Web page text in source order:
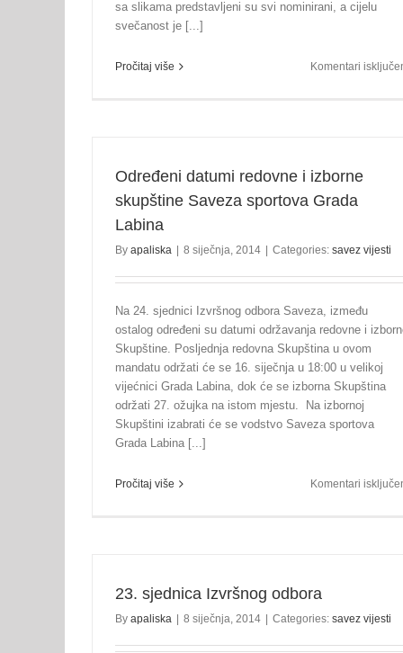
sa slikama predstavljeni su svi nominirani, a cijelu
svečanost je [...]
Pročitaj više Komentari
Određeni datumi redovne i izborne
skupštine Saveza sportova Grada
Labina
By apaliska 8 siječnja, 2014 Categories: savez vijesti
Na 24. sjednici Izvršnog odbora Saveza, između
ostalog određeni su datumi održavanja redovne i
Skupštine. Posljednja redovna Skupština u ovom
mandatu održati će se 16. siječnja u 18:00 u velikoj
vijećnici Grada Labina, dok će se izborna Skupština
održati 27. ožujka na istom mjestu. Na izbornoj
Skupštini izabrati će se vodstvo Saveza sportova
Grada Labina [...]
Pročitaj više Komentari
23. sjednica Izvršnog odbora
By apaliska 8 siječnja, 2014 Categories: savez vijesti